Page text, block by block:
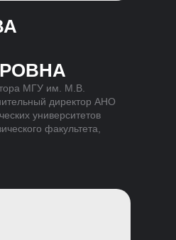
МГУ им. М.В.
директор АНО
университетов
факультета,